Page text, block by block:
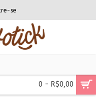
se
0 - R$0,00